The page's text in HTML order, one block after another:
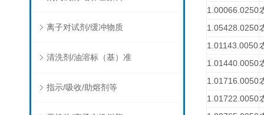
离子对试剂/缓冲物质
清洗剂/油溶标（基）准
指示/吸收/助熔剂等
1.00066.0250
1.05428.0250
1.01143.0050
1.01440.0050
1.01716.0050
1.01722.0050